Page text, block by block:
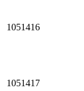
1051416
1051417